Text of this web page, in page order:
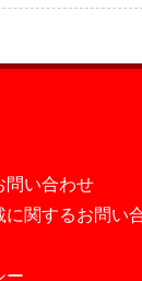
PROJECT
問い合わせ
に関するお問い
ー